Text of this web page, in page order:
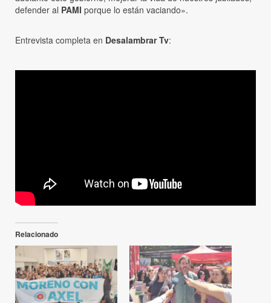
defender al PAMI porque lo están vaciando».
Entrevista completa en Desalambrar Tv:
Relacionado